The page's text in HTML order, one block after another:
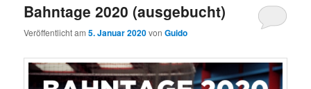
Bahntage 2020 (ausgebucht)
Veröffentlicht am5. Januar 2020vonGuido